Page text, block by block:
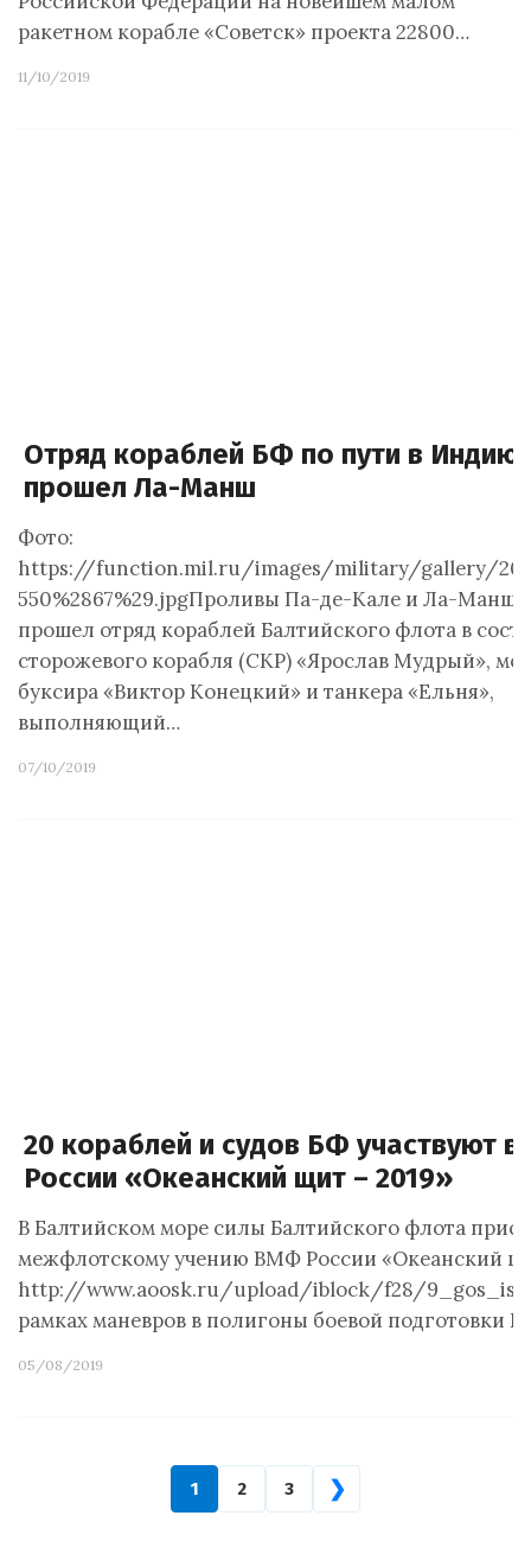
ракетном корабле «Советск» проекта 22800…
11/10/2019
Отряд кораблей БФ по пути в Индию
прошел Ла-Манш
Фото:
https://function.mil.ru/images/military/gallery/
550%2867%29.jpgПроливы Па-де-Кале и Ла-Манш
прошел отряд кораблей Балтийского флота в
сторожевого корабля (СКР) «Ярослав Мудрый»,
буксира «Виктор Конецкий» и танкера «Ельня»,
выполняющий…
07/10/2019
20 кораблей и судов БФ участвуют
России «Океанский щит – 2019»
В Балтийском море силы Балтийского флота
межфлотскому учению ВМФ России «Океанский
http://www.aoosk.ru/upload/iblock/f28/
рамках маневров в полигоны боевой подготовки
05/08/2019
1 2 3 ❯